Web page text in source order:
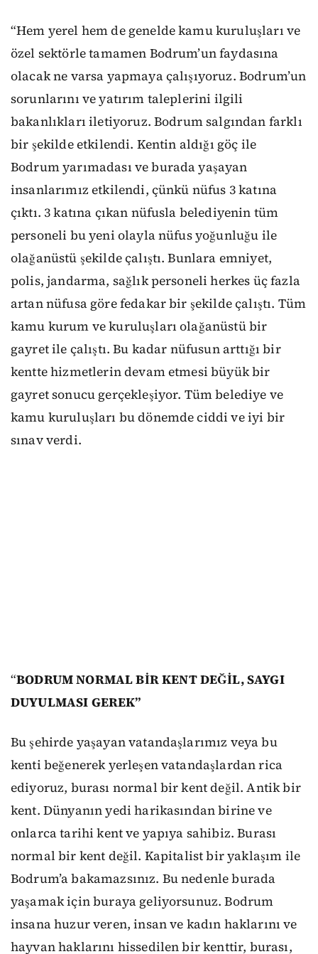
“Hem yerel hem de genelde kamu kuruluşları ve
özel sektörle tamamen Bodrum’un faydasına
olacak ne varsa yapmaya çalışıyoruz. Bodrum’un
sorunlarını ve yatırım taleplerini ilgili
bakanlıkları iletiyoruz. Bodrum salgından farklı
bir şekilde etkilendi. Kentin aldığı göç ile
Bodrum yarımadası ve burada yaşayan
insanlarımız etkilendi, çünkü nüfus 3 katına
çıktı. 3 katına çıkan nüfusla belediyenin tüm
personeli bu yeni olayla nüfus yoğunluğu ile
olağanüstü şekilde çalıştı. Bunlara emniyet,
polis, jandarma, sağlık personeli herkes üç fazla
artan nüfusa göre fedakar bir şekilde çalıştı. Tüm
kamu kurum ve kuruluşları olağanüstü bir
gayret ile çalıştı. Bu kadar nüfusun arttığı bir
kentte hizmetlerin devam etmesi büyük bir
gayret sonucu gerçekleşiyor. Tüm belediye ve
kamu kuruluşları bu dönemde ciddi ve iyi bir
sınav verdi.
“BODRUM NORMAL BİR KENT DEĞİL, SAYGI
DUYULMASI GEREK”
Bu şehirde yaşayan vatandaşlarımız veya bu
kenti beğenerek yerleşen vatandaşlardan rica
ediyoruz, burası normal bir kent değil. Antik bir
kent. Dünyanın yedi harikasından birine ve
onlarca tarihi kent ve yapıya sahibiz. Burası
normal bir kent değil. Kapitalist bir yaklaşım ile
Bodrum’a bakamazsınız. Bu nedenle burada
yaşamak için buraya geliyorsunuz. Bodrum
insana huzur veren, insan ve kadın haklarını ve
hayvan haklarını hissedilen bir kenttir, burası,